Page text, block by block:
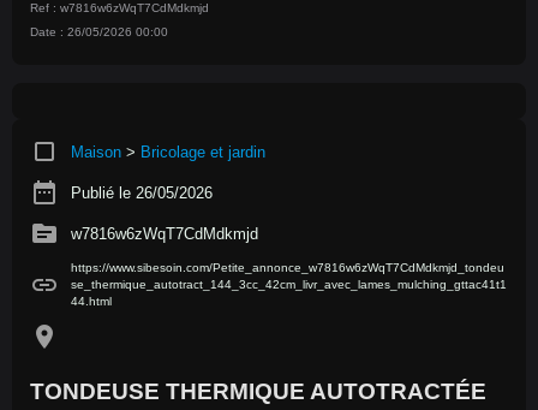
Ref : w7816w6zWqT7CdMdkmjd
Date : 26/05/2026 00:00
crop_square Maison > Bricolage et jardin
date_range Publié le 26/05/2026
source w7816w6zWqT7CdMdkmjd
link
https://www.sibesoin.com/Petite_annonce_w7816w6zWqT7CdMdkmjd_tondeu
se_thermique_autotract_144_3cc_42cm_livr_avec_lames_mulching_gttac41t1
44.html
location_on
TONDEUSE THERMIQUE AUTOTRACTÉE